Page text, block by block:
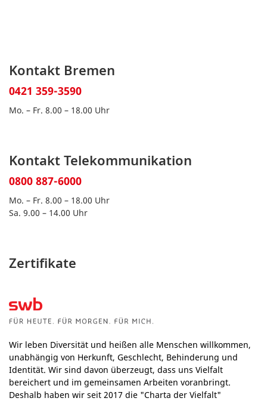
Kontakt Bremen
0421 359-3590
Mo. – Fr. 8.00 – 18.00 Uhr
Kontakt Telekommunikation
0800 887-6000
Mo. – Fr. 8.00 – 18.00 Uhr
Sa. 9.00 – 14.00 Uhr
Zertifikate
Wir leben Diversität und heißen alle Menschen willkommen,
unabhängig von Herkunft, Geschlecht, Behinderung und
Identität. Wir sind davon überzeugt, dass uns Vielfalt
bereichert und im gemeinsamen Arbeiten voranbringt.
Deshalb haben wir seit 2017 die "Charta der Vielfalt"